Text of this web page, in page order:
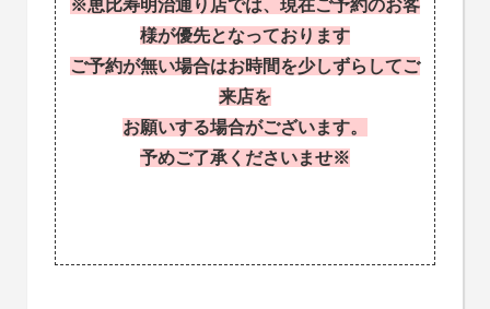
※恵比寿明治通り店では、現在ご予約のお客
様が優先となっております
ご予約が無い場合はお時間を少しずらしてご
来店を
お願いする場合がございます。
予めご了承くださいませ※